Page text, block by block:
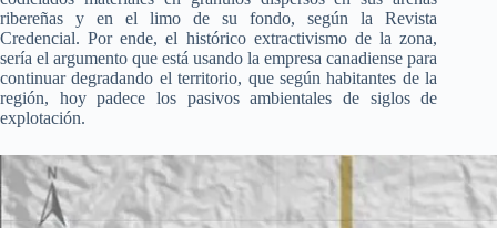
ribereñas y en el limo de su fondo, según la Revista
Credencial. Por ende, el histórico extractivismo de la zona,
sería el argumento que está usando la empresa canadiense para
continuar degradando el territorio, que según habitantes de la
región, hoy padece los pasivos ambientales de siglos de
explotación.